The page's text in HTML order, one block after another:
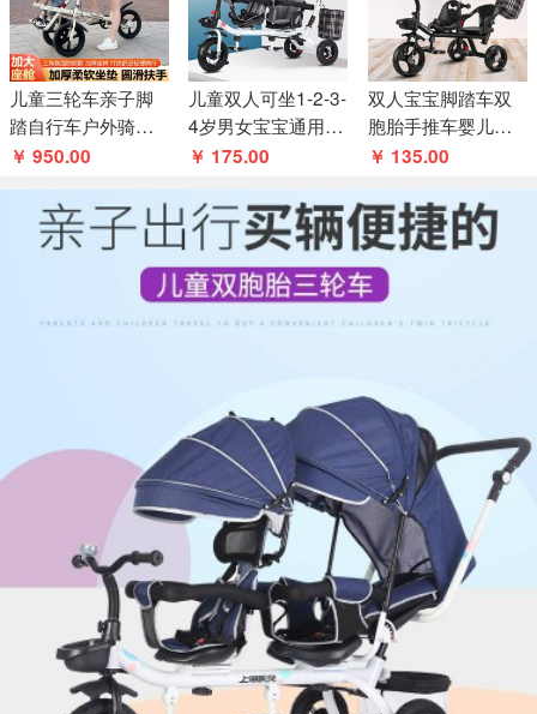
儿童三轮车亲子脚
踏自行车户外骑行
代步接送宝宝遛娃
￥ 950.00
儿童双人可坐1-2-3-
4岁男女宝宝通用手
推儿童双人可坐男
￥ 175.00
双人宝宝脚踏车双
胞胎手推车婴儿轻
便童车大号1-3-6岁
￥ 135.00